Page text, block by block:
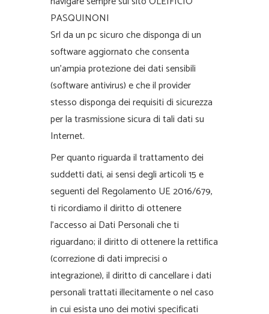
PASQUINONI
Srl da un pc sicuro che disponga di un
software aggiornato che consenta
un’ampia protezione dei dati sensibili
(software antivirus) e che il provider
stesso disponga dei requisiti di sicurezza
per la trasmissione sicura di tali dati su
Internet.
Per quanto riguarda il trattamento dei
suddetti dati, ai sensi degli articoli 15 e
seguenti del Regolamento UE 2016/679,
ti ricordiamo il diritto di ottenere
l’accesso ai Dati Personali che ti
riguardano; il diritto di ottenere la rettifica
(correzione di dati imprecisi o
integrazione), il diritto di cancellare i dati
personali trattati illecitamente o nel caso
in cui esista uno dei motivi specificati